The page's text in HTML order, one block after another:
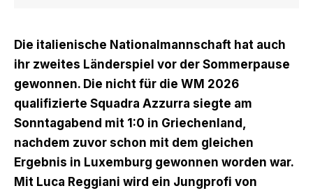
Die italienische Nationalmannschaft hat auch
ihr zweites Länderspiel vor der Sommerpause
gewonnen. Die nicht für die WM 2026
qualifizierte Squadra Azzurra siegte am
Sonntagabend mit 1:0 in Griechenland,
nachdem zuvor schon mit dem gleichen
Ergebnis in Luxemburg gewonnen worden war.
Mit Luca Reggiani wird ein Jungprofi von